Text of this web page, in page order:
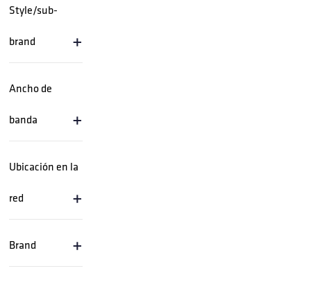
Style/sub-
brand +
Ancho de
banda +
Ubicación en la
red +
Brand +